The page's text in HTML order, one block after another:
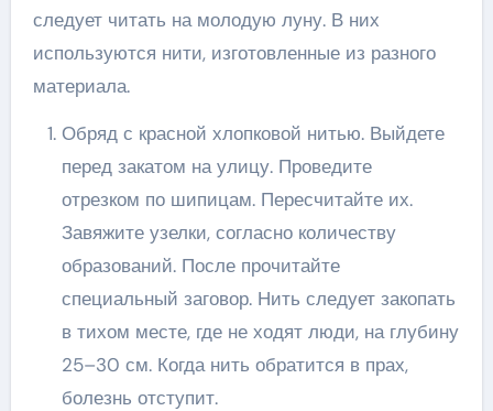
следует читать на молодую луну. В них
используются нити, изготовленные из разного
материала.
Обряд с красной хлопковой нитью. Выйдете
перед закатом на улицу. Проведите
отрезком по шипицам. Пересчитайте их.
Завяжите узелки, согласно количеству
образований. После прочитайте
специальный заговор. Нить следует закопать
в тихом месте, где не ходят люди, на глубину
25–30 см. Когда нить обратится в прах,
болезнь отступит.